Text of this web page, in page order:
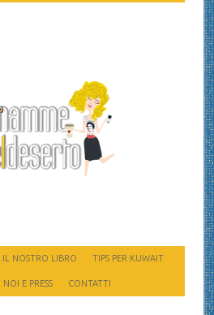
IL NOSTRO LIBRO TIPS PER KUWAIT
E PRESS CONTATTI